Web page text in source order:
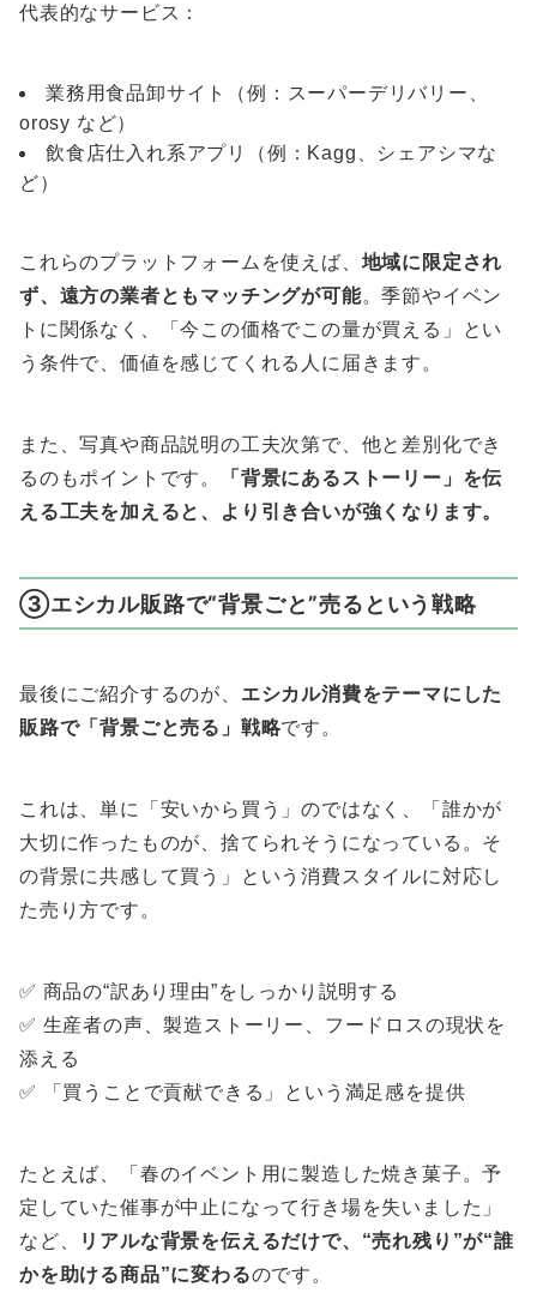
代表的なサービス：
業務用食品卸サイト（例：スーパーデリバリー、
orosy など）
飲食店仕入れ系アプリ（例：Kagg、シェアシマな
ど）
これらのプラットフォームを使えば、 地域に限定され
ず、遠方の業者ともマッチングが可能。季節やイベン
トに関係なく、「今この価格でこの量が買える」とい
う条件で、価値を感じてくれる人に届きます。
また、写真や商品説明の工夫次第で、他と差別化でき
るのもポイントです。
「背景にあるストーリー」を伝
える工夫を加えると、より引き合いが強くなります。
③エシカル販路で“背景ごと”売るという戦略
最後にご紹介するのが、 エシカル消費をテーマにした
販路で「背景ごと売る」戦略です。
これは、単に「安いから買う」のではなく、「誰かが
大切に作ったものが、捨てられそうになっている。そ
の背景に共感して買う」という消費スタイルに対応し
た売り方です。
✅ 商品の“訳あり理由”をしっかり説明する
✅ 生産者の声、製造ストーリー、フードロスの現状を
添える
✅ 「買うことで貢献できる」という満足感を提供
たとえば、「春のイベント用に製造した焼き菓子。予
定していた催事が中止になって行き場を失いました」
など、
リアルな背景を伝えるだけで、“売れ残り”が“誰
かを助ける商品”に変わるのです。